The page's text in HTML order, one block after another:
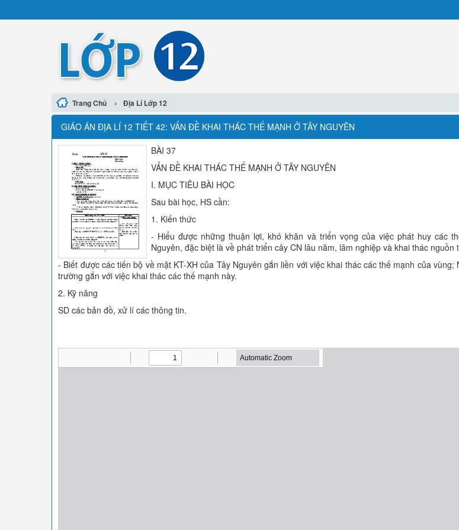
Trang Chủ › Địa Lí Lớp 12
GIÁO ÁN ĐỊA LÍ 12 TIẾT 42: VẤN ĐỀ KHAI THÁC THẾ MẠNH Ở TÂY NGUYÊN
BÀI 37
VẤN ĐỀ KHAI THÁC THẾ MẠNH Ở TÂY NGUYÊN
I. MỤC TIÊU BÀI HỌC
Sau bài học, HS cần:
1. Kiến thức
- Hiểu được những thuận lợi, khó khăn và triển vọng của việc phát huy các
Nguyên, đặc biệt là về phát triển cây CN lâu năm, lâm nghiệp và khai thác nguồn
- Biết được các tiến bộ về mặt KT-XH của Tây Nguyên gắn liền với việc khai thác các thế mạnh của vùng;
trường gắn với việc khai thác các thế mạnh này.
2. Kỹ năng
SD các bản đồ, xử lí các thông tin.